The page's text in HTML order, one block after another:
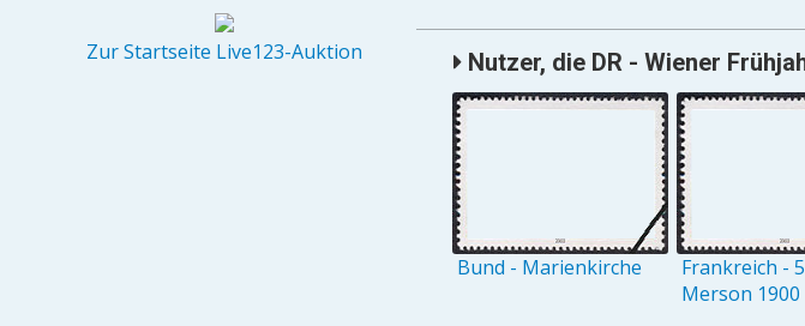
Zur Startseite Live123-Auktion Nutzer, die DR - Wiener
Bund - Marienkirche
Frankreich -
Merson 1900